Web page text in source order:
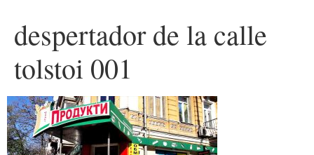
despertador de la calle
tolstoi 001